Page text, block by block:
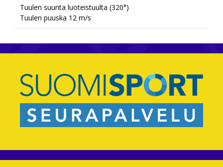
Tuulen suunta luoteistuulta (320°)
Tuulen puuska 12 m/s